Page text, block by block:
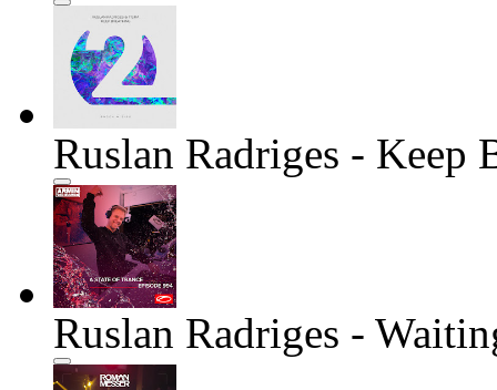
Ruslan Radriges - Keep
Ruslan Radriges -